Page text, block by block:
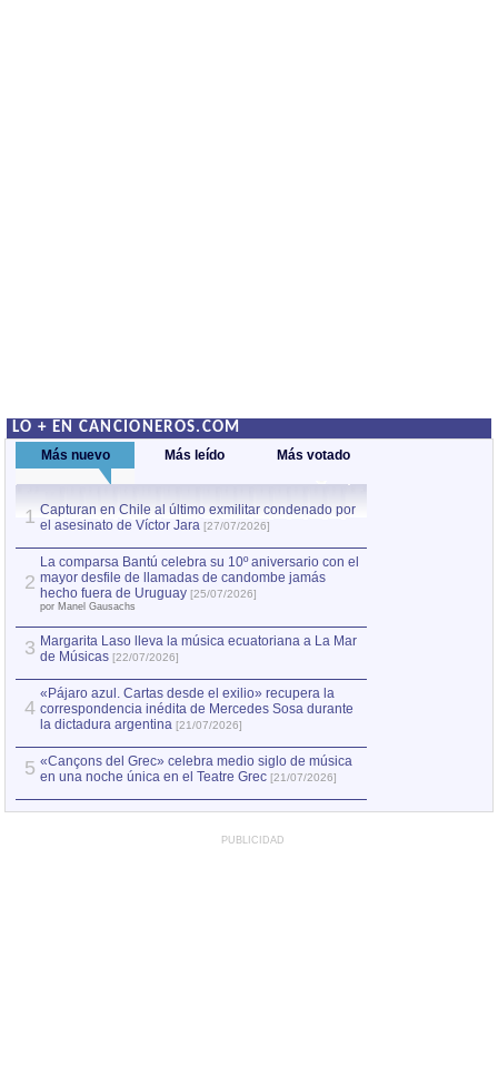
LO + EN CANCIONEROS.COM
Más nuevo Más leído Más votado
1 Capturan en Chile al último exmilitar condenado por
el asesinato de Víctor Jara [27/07/2026]
2
La comparsa Bantú celebra su 10º aniversario con el
mayor desfile de llamadas de candombe jamás
hecho fuera de Uruguay [25/07/2026]
por Manel Gausachs
3 Margarita Laso lleva la música ecuatoriana a La Mar
de Músicas [22/07/2026]
4
«Pájaro azul. Cartas desde el exilio» recupera la
correspondencia inédita de Mercedes Sosa durante
la dictadura argentina [21/07/2026]
5 «Cançons del Grec» celebra medio siglo de música
en una noche única en el Teatre Grec [21/07/2026]
PUBLICIDAD